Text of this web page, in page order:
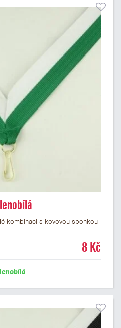
kombinaci s kovovou sponkou
8 Kč